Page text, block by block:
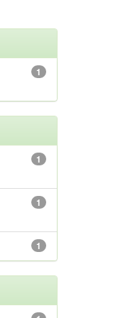
1
1
1
1